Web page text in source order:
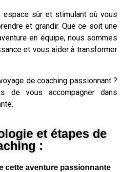
espace sûr et stimulant où vous
et grandir. Que ce soit une
en équipe, nous sommes
et vous aider à transformer
de coaching passionnant ?
de vous accompagner dans
et étapes de
:
cette aventure passionnante